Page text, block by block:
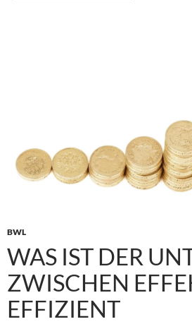
BWL
WAS IST DER
ZWISCHEN
EFFIZIENT